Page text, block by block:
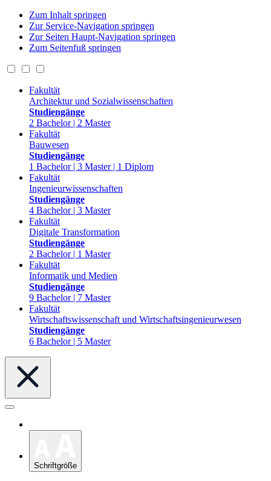
Zum Inhalt springen
Zur Service-Navigation springen
Zur Seiten Haupt-Navigation springen
Zum Seitenfuß springen
Fakultät
Architektur und Sozialwissenschaften
Studiengänge
2 Bachelor | 2 Master
Fakultät
Bauwesen
Studiengänge
1 Bachelor | 3 Master | 1 Diplom
Fakultät
Ingenieurwissenschaften
Studiengänge
4 Bachelor | 3 Master
Fakultät
Digitale Transformation
Studiengänge
2 Bachelor | 1 Master
Fakultät
Informatik und Medien
Studiengänge
9 Bachelor | 7 Master
Fakultät
Wirtschaftswissenschaft und Wirtschaftsingenieurwesen
Studiengänge
6 Bachelor | 5 Master
Schriftgröße